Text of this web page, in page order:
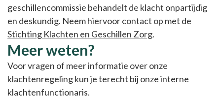
geschillencommissie behandelt de klacht onpartijdig
en deskundig. Neem hiervoor contact op met de
Stichting Klachten en Geschillen Zorg.
Meer weten?
Voor vragen of meer informatie over onze
klachtenregeling kun je terecht bij onze interne
klachtenfunctionaris.